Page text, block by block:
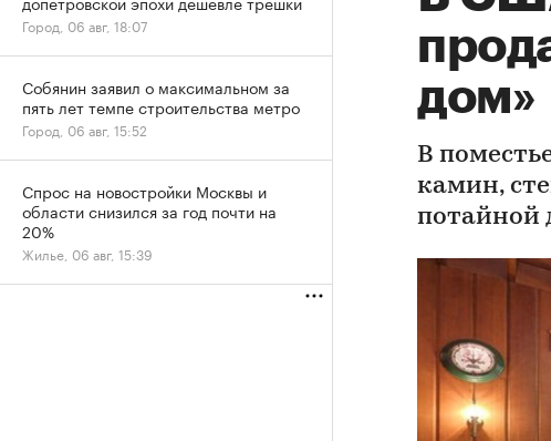
дом»
В
камин,
потайной
Город, 06 авг, 18:07
Собянин заявил о максимальном за
пять лет темпе строительства метро
Город, 06 авг, 15:52
Спрос на новостройки Москвы и
области снизился за год почти на
20%
Жилье, 06 авг, 15:39